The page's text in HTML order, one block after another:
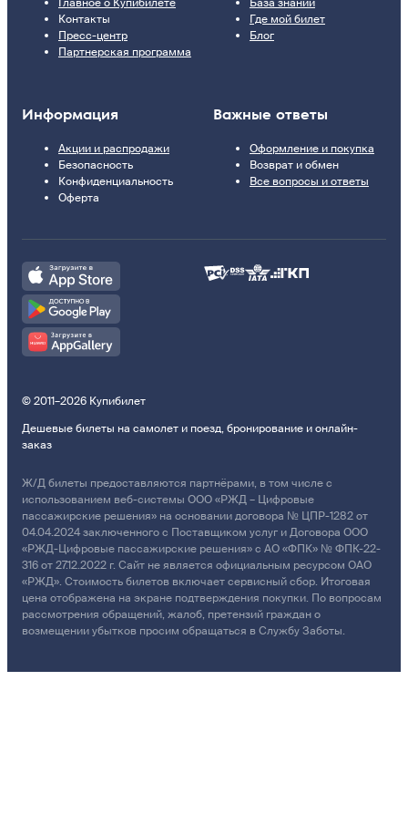
Контакты
Пресс-центр
Партнерская программа
Где мой билет
Блог
Информация
Акции и распродажи
Безопасность
Конфиденциальность
Оферта
Важные ответы
Оформление и покупка
Возврат и обмен
Все вопросы и ответы
© 2011–2026 Купибилет
Дешевые билеты на самолет и поезд, бронирование и онлайн-
заказ
Ж/Д билеты предоставляются партнёрами, в том числе с
использованием веб-системы ООО «РЖД – Цифровые
пассажирские решения» на основании договора № ЦПР-1282 от
04.04.2024 заключенного с Поставщиком услуг и Договора ООО
«РЖД-Цифровые пассажирские решения» с АО «ФПК» № ФПК-22-
316 от 27.12.2022 г. Сайт не является официальным ресурсом ОАО
«РЖД». Стоимость билетов включает сервисный сбор. Итоговая
цена отображена на экране подтверждения покупки. По вопросам
рассмотрения обращений, жалоб, претензий граждан о
возмещении убытков просим обращаться в Службу Заботы.